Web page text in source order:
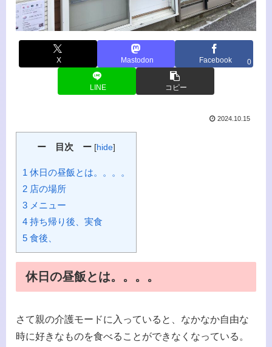
X Mastodon Facebook 0
LINE コピー
2024.10.15
ー 目次 ー [hide]
1 休日の昼飯とは。。。。
2 店の場所
3 メニュー
4 持ち帰り後、実食
5 食後、
休日の昼飯とは。。。。
さて親の介護モードに入っていると、なかなか自由な
時に好きなものを食べることができなくなっている。